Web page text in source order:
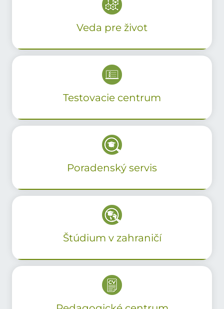
Veda pre život
Testovacie centrum
Poradenský servis
Štúdium v zahraničí